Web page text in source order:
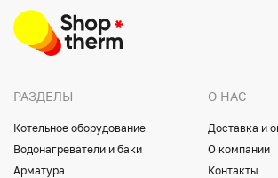
РАЗДЕЛЫ
Котельное оборудование
Водонагреватели и баки
Арматура
О НАС
Доставка и
О компании
Контакты